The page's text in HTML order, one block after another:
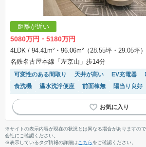
距離が近い
5080万円・5180万円
4LDK / 94.41m²・96.06m²（28.55坪・29.05坪）
名鉄名古屋本線「左京山」歩14分
可変性のある間取り 天井が高い EV充電器
食洗機
温水洗浄便座 前面棟無 陽当り良好
SIC
システムキッチン モニター付きインター
対面キッチン
長期優良住宅 トイレ2個以上
※サイトの表示内容が現在の状況とは異なる場合がありますの
会社にご確認ください。
※表示しているタグ情報の詳細は こちらをご確認ください。